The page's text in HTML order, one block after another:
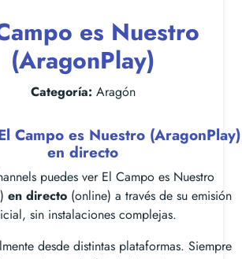
es Nuestro
(AragonPlay)
Categoría: Aragón
Campo es Nuestro (AragonPlay)
en directo
puedes ver El Campo es Nuestro
en directo(online) a través de su emisión
sin instalaciones complejas.
desde distintas plataformas. Siempre